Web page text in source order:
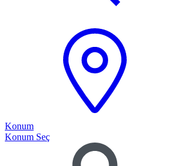
Konum
Konum Seç